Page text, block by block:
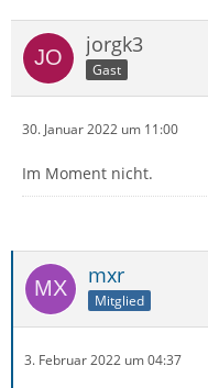
jorgk3
Gast
30. Januar 2022 um 11:00
Im Moment nicht.
mxr
Mitglied
3. Februar 2022 um 04:37